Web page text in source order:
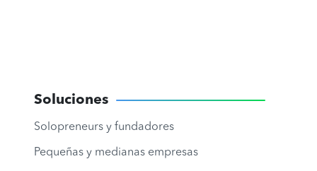
Soluciones
Solopreneurs y fundadores
Pequeñas y medianas empresas